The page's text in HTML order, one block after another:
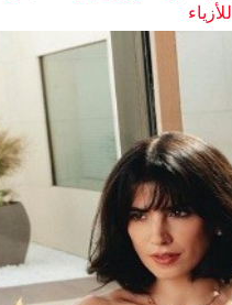
للأزياء